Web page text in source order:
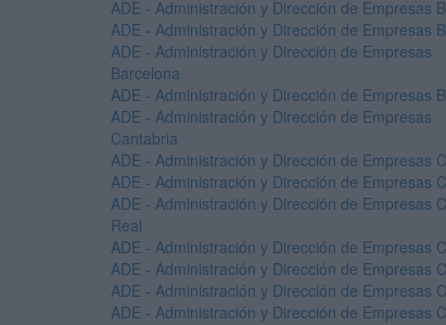
ADE - Administración y Dirección de Empresas
ADE - Administración y Dirección de Empresas
ADE - Administración y Dirección de Empresas
Barcelona
ADE - Administración y Dirección de Empresas
ADE - Administración y Dirección de Empresas
Cantabria
ADE - Administración y Dirección de Empresas
ADE - Administración y Dirección de Empresas
ADE - Administración y Dirección de Empresas
Real
ADE - Administración y Dirección de Empresas
ADE - Administración y Dirección de Empresas
ADE - Administración y Dirección de Empresas
ADE - Administración y Dirección de Empresas